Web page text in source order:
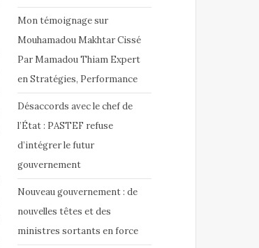
Mon témoignage sur
Mouhamadou Makhtar Cissé
Par Mamadou Thiam Expert
en Stratégies, Performance
Désaccords avec le chef de
l’État : PASTEF refuse
d’intégrer le futur
gouvernement
Nouveau gouvernement : de
nouvelles têtes et des
ministres sortants en force